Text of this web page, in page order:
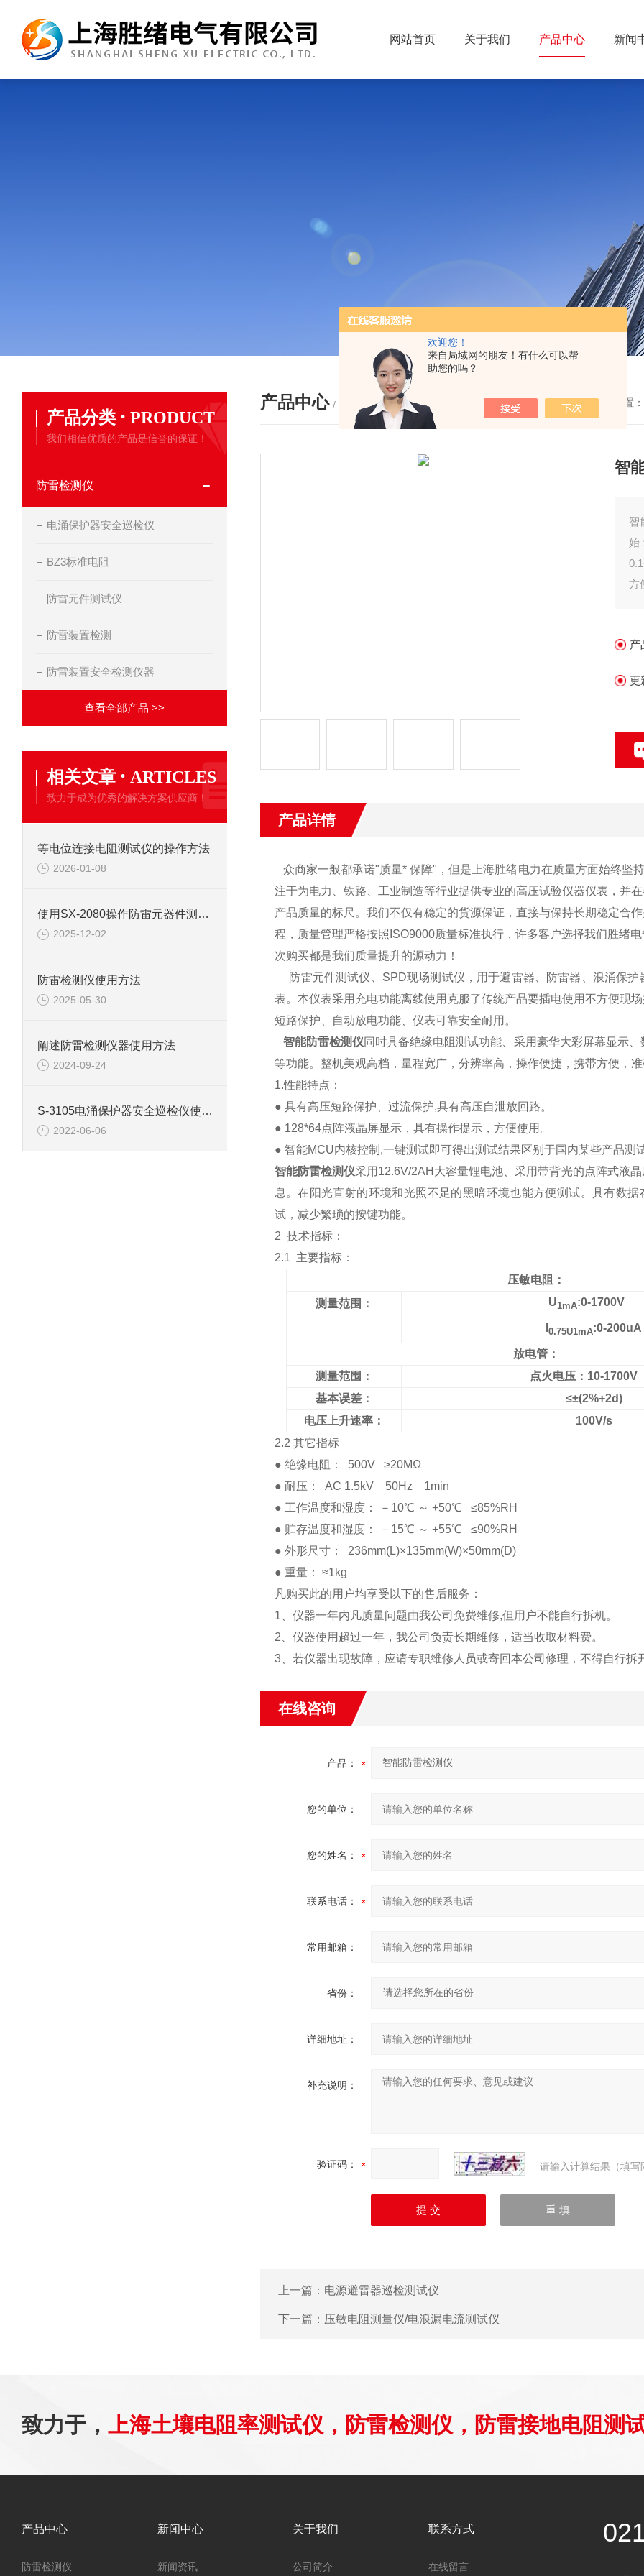
欢迎您！
来自局域网的朋友！有什么可以帮
助您的吗？
网站首页 关于我们 产品中心 新闻
产品分类 · PRODUCT
我们相信优质的产品是信誉的保证！
防雷检测仪
电涌保护器安全巡检仪
BZ3标准电阻
防雷元件测试仪
防雷装置检测
防雷装置安全检测仪器
查看全部产品 >>
相关文章 · ARTICLES
致力于成为优秀的解决方案供应商！
等电位连接电阻测试仪的操作方法
2026-01-08
使用SX-2080操作防雷元器件测试仪的说明
2025-12-02
防雷检测仪使用方法
2025-05-30
阐述防雷检测仪器使用方法
2024-09-24
S-3105电涌保护器安全巡检仪使用方法
2022-06-06
产品中心 / PRODUCTS 您的位置：
智
智
方
产
更
产品详情
众商家一般都承诺"质量* 保障"，但是上海胜绪电力在质量方面始终坚
注于为电力、铁路、工业制造等行业提供专业的高压试验仪器仪表，并
产品质量的标尺。我们不仅有稳定的货源保证，直接与保持长期稳定合
程，质量管理严格按照ISO9000质量标准执行，许多客户选择我们胜绪
次购买都是我们质量提升的源动力！
防雷元件测试仪、SPD现场测试仪，用于避雷器、防雷器、浪涌保
表。本仪表采用充电功能离线使用克服了传统产品要插电使用不方便现
短路保护、自动放电功能、仪表可靠安全耐用。
智能防雷检测仪同时具备绝缘电阻测试功能、采用豪华大彩屏幕显示
等功能。整机美观高档，量程宽广，分辨率高，操作便捷，携带方便，
1.性能特点：
● 具有高压短路保护、过流保护,具有高压自泄放回路。
● 128*64点阵液晶屏显示，具有操作提示，方便使用。
● 智能MCU内核控制,一键测试即可得出测试结果区别于国内某些产品测
智能防雷检测仪采用12.6V/2AH大容量锂电池、采用带背光的点阵式液
息。在阳光直射的环境和光照不足的黑暗环境也能方便测试。具有数
试，减少繁琐的按键功能。
2 技术指标：
2.1 主要指标：
压敏电阻：
测量范围：
U1mA:0-1700V
I0.75U1mA:0-200uA
放电管：
测量范围：
点火电压：10-
基本误差：
≤±(2%+2d)
电压上升速率：
100V/s
2.2 其它指标
● 绝缘电阻： 500V ≥20MΩ
● 耐压： AC 1.5kV 50Hz 1min
● 工作温度和湿度： －10℃ ～ +50℃ ≤85%RH
● 贮存温度和湿度： －15℃ ～ +55℃ ≤90%RH
● 外形尺寸： 236mm(L)×135mm(W)×50mm(D)
● 重量： ≈1kg
凡购买此的用户均享受以下的售后服务：
1、仪器一年内凡质量问题由我公司免费维修,但用户不能自行拆机。
2、仪器使用超过一年，我公司负责长期维修，适当收取材料费。
3、若仪器出现故障，应请专职维修人员或寄回本公司修理，不得自行
在线咨询
产品：
您的单位：
您的姓名：
联系电话：
常用邮箱：
省份：
详细地址：
补充说明：
验证码： 请输入计算结果（填
上一篇： 电源避雷器巡检测试仪
下一篇： 压敏电阻测量仪/电浪漏电流测试仪
致力于， 上海土壤电阻率测试仪，防雷检测仪，防雷接地电阻测
产品中心
防雷检测仪
新闻中心
新闻资讯
关于我们
公司简介
联系方式
在线留言